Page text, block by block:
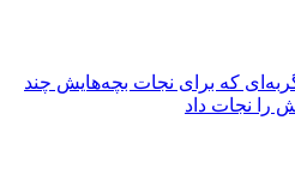
که برای نجات بچه‌هایش چند
را نجات داد